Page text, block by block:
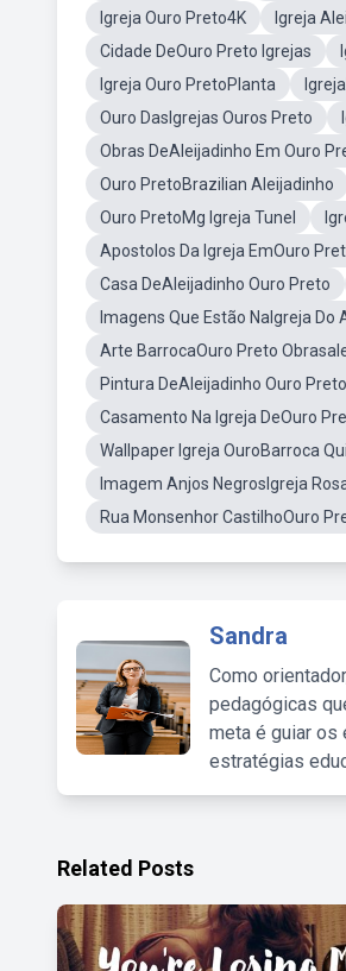
Igreja Ouro Preto4K
Igreja
Cidade DeOuro Preto Igrejas
Igreja Ouro PretoPlanta
Ouro DasIgrejas Ouros Preto
Obras DeAleijadinho Em Ouro
Ouro PretoBrazilian Aleijadinho
Ouro PretoMg Igreja Tunel
Apostolos Da Igreja EmOuro
Casa DeAleijadinho Ouro Preto
Imagens Que Estão NaIgreja Do
Arte BarrocaOuro Preto
Pintura DeAleijadinho Ouro
Casamento Na Igreja DeOuro
Wallpaper Igreja OuroBarroca
Imagem Anjos NegrosIgreja
Rua Monsenhor CastilhoOuro
Sandra
Como
pedagógicas
meta é guiar os
estratégias
Related Posts